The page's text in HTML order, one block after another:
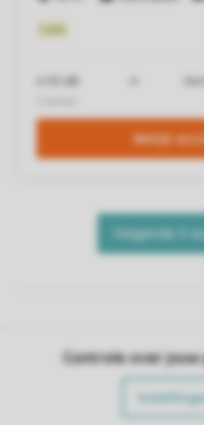
Controle over